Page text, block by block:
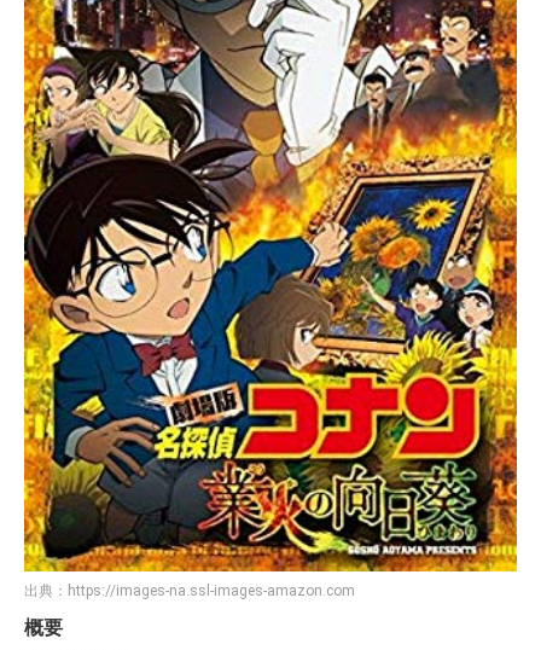
出典： https://images-na.ssl-images-amazon.com
概要